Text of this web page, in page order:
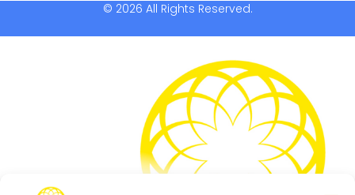
© 2026 All Rights Reserved.